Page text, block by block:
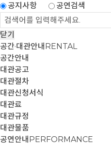
공지사항
공연검색
닫기
공간·대관안내 RENTAL
공간안내
대관공고
대관절차
대관신청서식
대관료
대관규정
대관물품
공연안내 PERFORMANCE